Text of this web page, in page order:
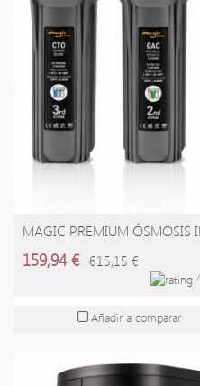
AÑADIR A LA CESTA
MAGIC PREMIUM ÓSMOSIS
159,94 € 615,15 €
Añadir a comparar